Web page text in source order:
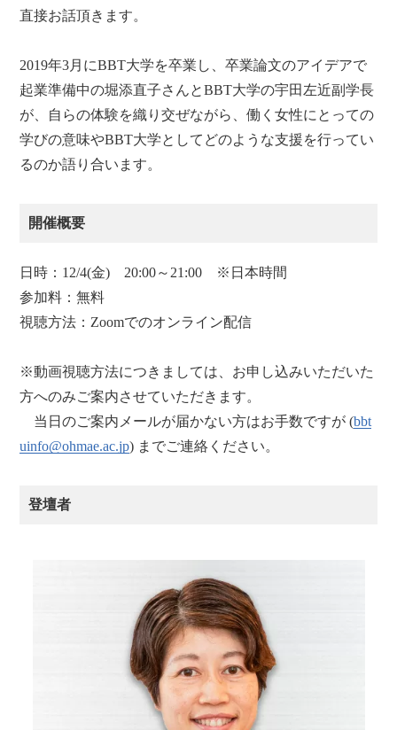
直接お話頂きます。
2019年3月にBBT大学を卒業し、卒業論文のアイデアで
起業準備中の堀添直子さんとBBT大学の宇田左近副学長
が、自らの体験を織り交ぜながら、働く女性にとっての
学びの意味やBBT大学としてどのような支援を行ってい
るのか語り合います。
開催概要
日時：12/4(金) 20:00～21:00 ※日本時間
参加料：無料
視聴方法：Zoomでのオンライン配信
※動画視聴方法につきましては、お申し込みいただいた
方へのみご案内させていただきます。
当日のご案内メールが届かない方はお手数ですが (bbt
uinfo@ohmae.ac.jp) までご連絡ください。
登壇者